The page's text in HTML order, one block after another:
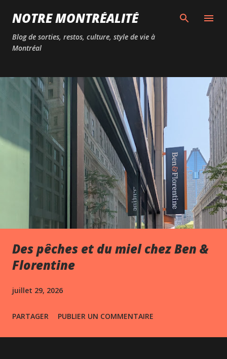
Passer au contenu principal
NOTRE MONTRÉALITÉ
Blog de sorties, restos, culture, style de vie à
Montréal
Des pêches et du miel chez Ben &
Florentine
juillet 29, 2026
PARTAGER PUBLIER UN COMMENTAIRE